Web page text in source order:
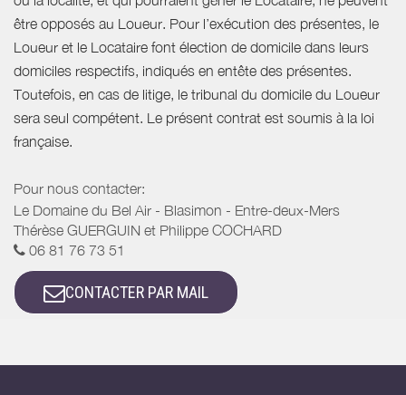
être opposés au Loueur. Pour l’exécution des présentes, le
Loueur et le Locataire font élection de domicile dans leurs
domiciles respectifs, indiqués en entête des présentes.
Toutefois, en cas de litige, le tribunal du domicile du Loueur
sera seul compétent. Le présent contrat est soumis à la loi
française.
Pour nous contacter:
Le Domaine du Bel Air - Blasimon - Entre-deux-Mers
Thérèse GUERGUIN et Philippe COCHARD
06 81 76 73 51
CONTACTER PAR MAIL